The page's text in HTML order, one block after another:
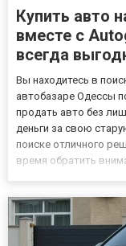
Купить авто
вместе с
всегда
Вы находитесь в
автобазаре Одессы
продать авто без
деньги за свою
поиске отличного
время обратить
предлагая по...